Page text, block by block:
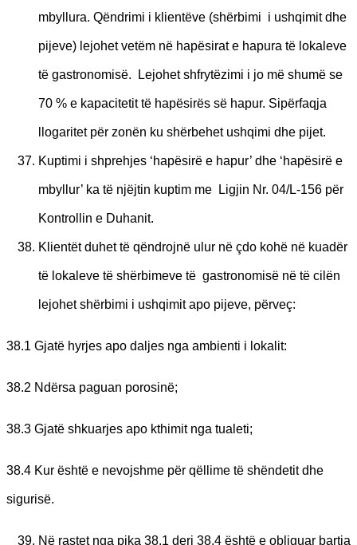
mbyllura. Qëndrimi i klientëve (shërbimi i ushqimit dhe
pijeve) lejohet vetëm në hapësirat e hapura të lokaleve
të gastronomisë. Lejohet shfrytëzimi i jo më shumë se
70 % e kapacitetit të hapësirës së hapur. Sipërfaqja
llogaritet për zonën ku shërbehet ushqimi dhe pijet.
Kuptimi i shprehjes ‘hapësirë e hapur’ dhe ‘hapësirë e
mbyllur’ ka të njëjtin kuptim me Ligjin Nr. 04/L-156 për
Kontrollin e Duhanit.
Klientët duhet të qëndrojnë ulur në çdo kohë në kuadër
të lokaleve të shërbimeve të gastronomisë në të cilën
lejohet shërbimi i ushqimit apo pijeve, përveç:
38.1 Gjatë hyrjes apo daljes nga ambienti i lokalit:
38.2 Ndërsa paguan porosinë;
38.3 Gjatë shkuarjes apo kthimit nga tualeti;
38.4 Kur është e nevojshme për qëllime të shëndetit dhe
sigurisë.
Në rastet nga pika 38.1 deri 38.4 është e obliguar bartja